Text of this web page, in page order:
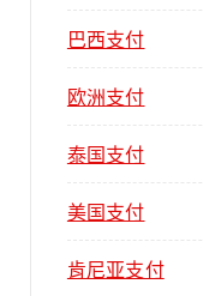
巴西支付
欧洲支付
泰国支付
美国支付
肯尼亚支付